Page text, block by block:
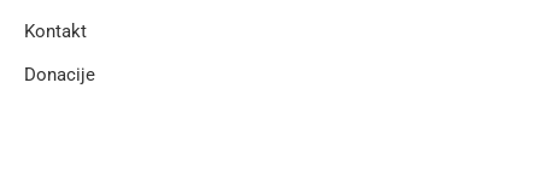
Kontakt
Donacije